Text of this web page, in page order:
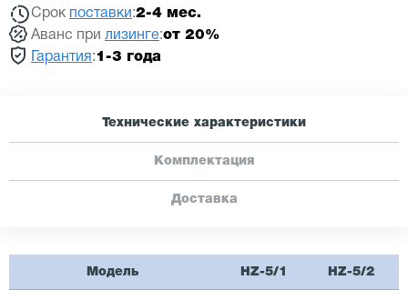
Срок поставки :2-4 мес.
Аванс при лизинге:от 20%
Гарантия :1-3 года
Технические характеристики
Комплектация
Доставка
Модель HZ-5/1 HZ-5/2